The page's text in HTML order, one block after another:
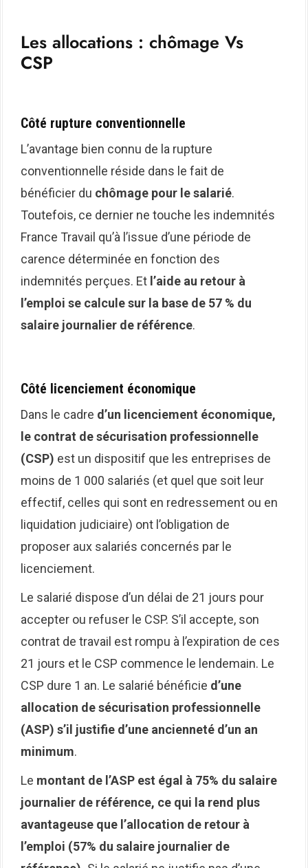
Les allocations : chômage Vs
CSP
Côté rupture conventionnelle
L’avantage bien connu de la rupture
conventionnelle réside dans le fait de
bénéficier du chômage pour le salarié.
Toutefois, ce dernier ne touche les indemnités
France Travail qu’à l’issue d’une période de
carence déterminée en fonction des
indemnités perçues. Et l’aide au retour à
l’emploi se calculesur la base de 57 % du
salaire journalier de référence.
Côté licenciement économique
Dans le cadre d’un licenciement économique,
le contrat de sécurisation professionnelle
(CSP) est un dispositif que les entreprises de
moins de 1 000 salariés (et quel que soit leur
effectif, celles qui sont en redressement ou en
liquidation judiciaire) ont l’obligation de
proposer aux salariés concernés par le
licenciement.
Le salarié dispose d’un délai de 21 jours pour
accepter ou refuser le CSP. S’il accepte, son
contrat de travail est rompu à l’expiration de ces
21 jours et le CSP commence le lendemain. Le
CSP dure 1 an. Le salarié bénéficie d’une
allocation de sécurisation professionnelle
(ASP) s’il justifie d’une ancienneté d’un an
minimum.
Le montant de l’ASP est égal à 75% du salaire
journalier de référence, ce qui la rend plus
avantageuse que l’allocation de retour à
l’emploi (57% du salaire journalier de